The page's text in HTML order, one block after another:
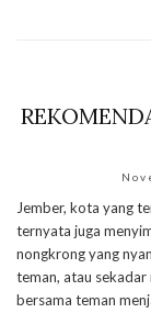
Jember, kota yang
ternyata juga
nongkrong yang
teman, atau
bersama teman